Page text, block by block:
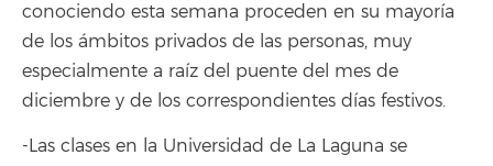
conociendo esta semana proceden en su mayoría
de los ámbitos privados de las personas, muy
especialmente a raíz del puente del mes de
diciembre y de los correspondientes días festivos.
-Las clases en la Universidad de La Laguna se